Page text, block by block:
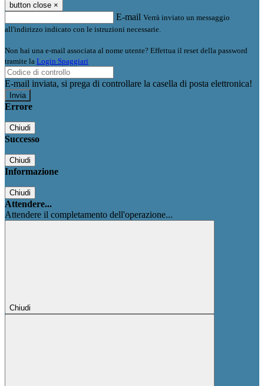
button close ×
E-mail Verrà inviato un messaggio
all'indirizzo indicato con le istruzioni necessarie.
Non hai una e-mail associata al nome utente? Effettua il reset della password
tramite la Login Spaggiari
E-mail inviata, si prega di controllare la casella di posta elettronica!
Errore
Chiudi
Successo
Chiudi
Informazione
Chiudi
Attendere...
Attendere il completamento dell'operazione...
Chiudi